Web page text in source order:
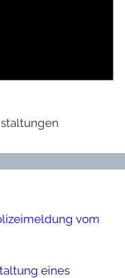
vom
eines